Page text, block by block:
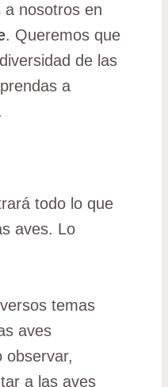
a nosotros en
. Queremos que
de las
a
todo lo que
aves. Lo
temas
aves
observar,
a las aves